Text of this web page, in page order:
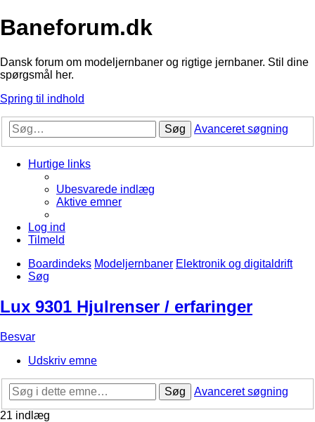
Baneforum.dk
Dansk forum om modeljernbaner og rigtige jernbaner. Stil dine
spørgsmål her.
Spring til indhold
Søg Avanceret søgning
Hurtige links
Ubesvarede indlæg
Aktive emner
Log ind
Tilmeld
Boardindeks Modeljernbaner Elektronik og digitaldrift
Søg
Lux 9301 Hjulrenser / erfaringer
Besvar
Udskriv emne
Søg
Avanceret søgning
21 indlæg